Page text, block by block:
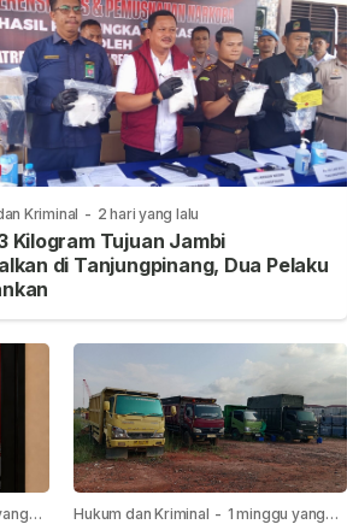
Kriminal - 2 hari yang lalu
Kilogram Tujuan Jambi
di Tanjungpinang, Dua Pelaku
Hukum dan Kriminal - 1 minggu yang